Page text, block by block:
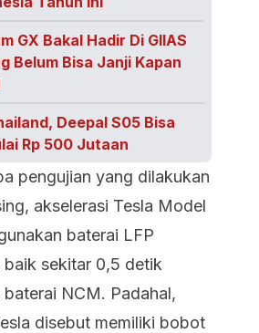
GX Bakal Hadir Di GIIAS
Belum Bisa Janji Kapan
Deepal S05 Bisa
Rp 500 Jutaan
pengujian yang dilakukan
akselerasi Tesla Model
baterai LFP
sekitar 0,5 detik
NCM. Padahal,
disebut memiliki bobot